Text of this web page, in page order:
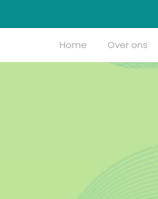
Home Over ons